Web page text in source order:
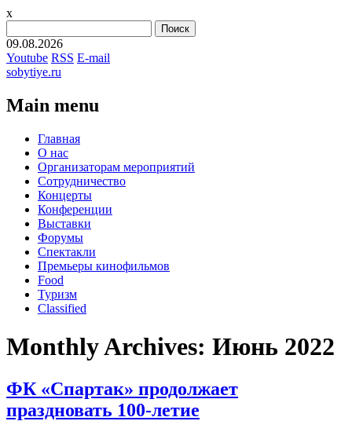
x
09.08.2026
Youtube RSS E-mail
sobytiye.ru
Main menu
Skip
content
Главная
О нас
Организаторам мероприятий
Сотрудничество
Концерты
Конференции
Выставки
Форумы
Спектакли
Премьеры кинофильмов
Food
Туризм
Сlassified
Monthly Archives: Июнь 2022
ФК «Спартак» продолжает
праздновать 100-летие